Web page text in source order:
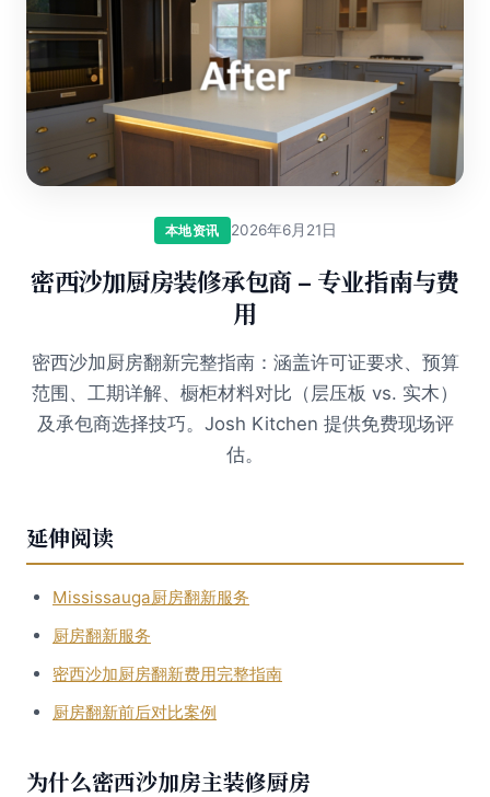
本地资讯 2026年6月21日
密西沙加厨房装修承包商 – 专业指南与费
用
密西沙加厨房翻新完整指南：涵盖许可证要求、预算
范围、工期详解、橱柜材料对比（层压板 vs. 实木）
及承包商选择技巧。Josh Kitchen 提供免费现场评
估。
延伸阅读
Mississauga厨房翻新服务
厨房翻新服务
密西沙加厨房翻新费用完整指南
厨房翻新前后对比案例
为什么密西沙加房主装修厨房